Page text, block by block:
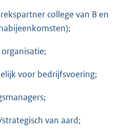
college van B en
voor bedrijfsvoering;
van aard;